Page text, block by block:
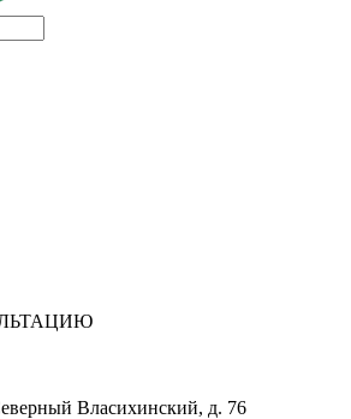
Власихинский, д. 76